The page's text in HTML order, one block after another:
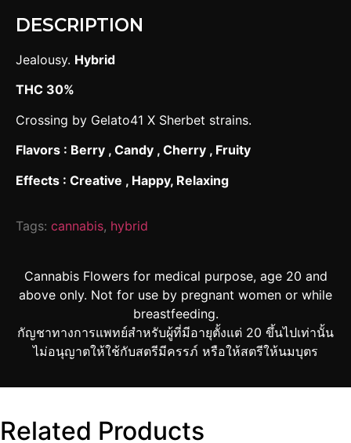
DESCRIPTION
Jealousy. Hybrid
THC 30%
Crossing by Gelato41 X Sherbet strains.
Flavors : Berry , Candy , Cherry , Fruity
Effects : Creative , Happy, Relaxing
Tags: cannabis, hybrid
Cannabis Flowers for medical purpose, age 20 and
above only. Not for use by pregnant women or while
breastfeeding.
กัญชาทางการแพทย์สำหรับผู้ที่มีอายุตั้งแต่ 20 ขึ้นไปเท่านั้น
ไม่อนุญาตให้ใช้กับสตรีมีครรภ์ หรือให้สตรีให้นมบุตร
Related Products